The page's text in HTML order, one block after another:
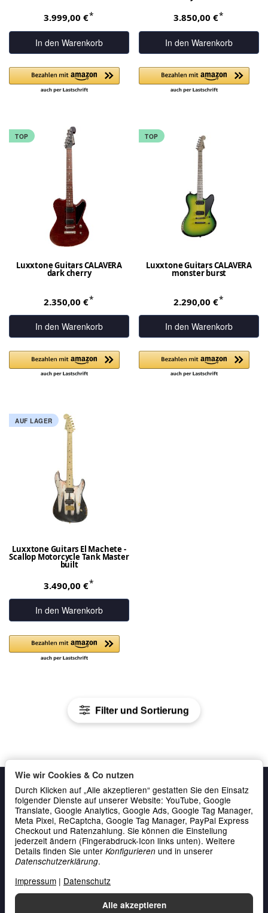
Filter und Sortierung
3.999,00 €*
In den Warenkorb
3.850,00 €*
In den Warenkorb
TOP
Luxxtone Guitars CALAVERA
dark cherry
2.350,00 €*
In den Warenkorb
TOP
Luxxtone Guitars CALAVERA
monster burst
2.290,00 €*
In den Warenkorb
AUF LAGER
Luxxtone Guitars El Machete -
Scallop Motorcycle Tank Master
built
3.490,00 €*
In den Warenkorb
Gesetzliche Informationen
Service & Kontakt
Zahlung
Alle akzeptieren
Wie wir Cookies & Co nutzen
Durch Klicken auf „Alle akzeptieren“ gestatten Sie den Einsatz
folgender Dienste auf unserer Website: YouTube, Google
Translate, Google Analytics, Google Ads, Google Tag Manager,
Meta Pixel, ReCaptcha, Google Tag Manager, PayPal Express
Checkout und Ratenzahlung. Sie können die Einstellung
jederzeit ändern (Fingerabdruck-Icon links unten). Weitere
Details finden Sie unter Konfigurieren und in unserer
Datenschutzerklärung.
Impressum | Datenschutz